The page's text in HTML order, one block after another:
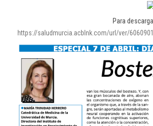
Para
https://saludmurcia.acblnk.com/url/ver/